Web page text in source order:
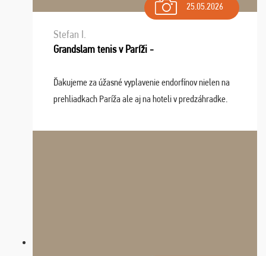
25.05.2026
Stefan I.
Grandslam tenis v Paríži -
Ďakujeme za úžasné vyplavenie endorfínov nielen na
prehliadkach Paríža ale aj na hoteli v predzáhradke.
spomínať a zväžujeme repete budúci rok : ...